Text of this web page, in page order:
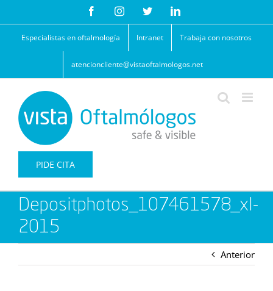
contenido
FacebookInstagramTwitterLinkedIn
Especialistas en oftalmología Intranet Trabaja con nosotros
atencioncliente@vistaoftalmologos.net
PIDE CITA
Depositphotos_107461578_xl-
2015
Anterior